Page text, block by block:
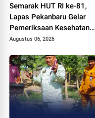
Semarak HUT RI ke-81,
Lapas Pekanbaru Gelar
Pemeriksaan Kesehatan
Gratis untuk Warga Binaan
Augustus 06, 2026